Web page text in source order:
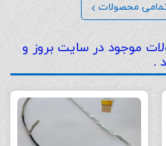
محصولات
موجود در سایت بروز و
.